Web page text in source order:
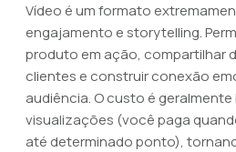
Vídeo é um formato
engajamento e storytelling.
produto em ação, compartilhar
clientes e construir conexão
audiência. O custo é
visualizações (você paga
até determinado ponto),